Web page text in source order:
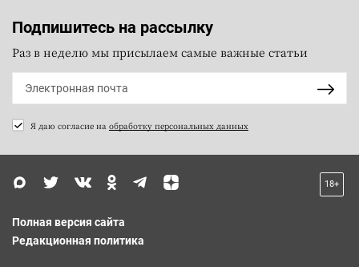
Подпишитесь на рассылку
Раз в неделю мы присылаем самые важные статьи
Я даю согласие на обработку персональных данных
18+
Полная версия сайта
Редакционная политика